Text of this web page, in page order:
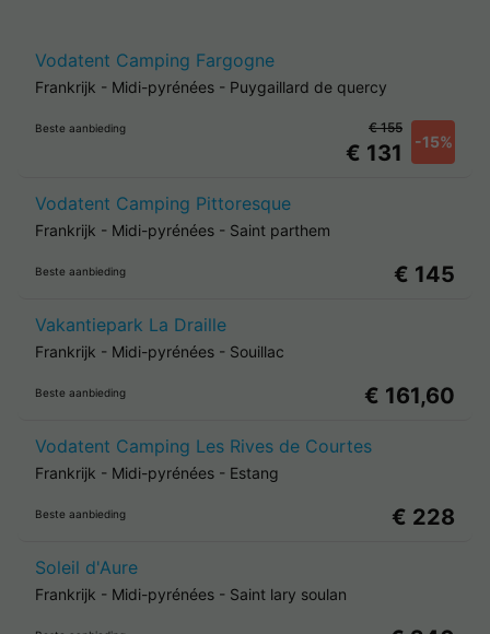
Vodatent Camping Fargogne
Frankrijk - Midi-pyrénées - Puygaillard de quercy
Beste aanbieding
€ 131 -15%
€ 155
Vodatent Camping Pittoresque
Frankrijk - Midi-pyrénées - Saint parthem
Beste aanbieding € 145
Vakantiepark La Draille
Frankrijk - Midi-pyrénées - Souillac
Beste aanbieding € 161,60
Vodatent Camping Les Rives de Courtes
Frankrijk - Midi-pyrénées - Estang
Beste aanbieding € 228
Soleil d'Aure
Frankrijk - Midi-pyrénées - Saint lary soulan